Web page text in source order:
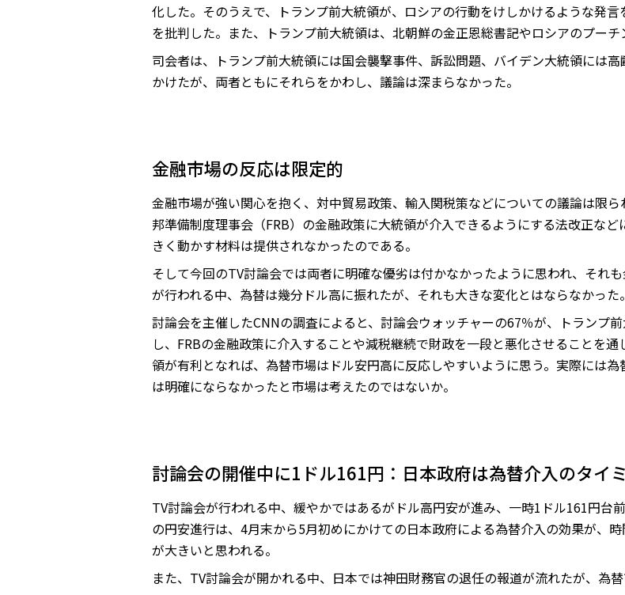
化した。そのうえで、トランプ前大統領が、ロシアの行動をけしかけるような発
を批判した。また、トランプ前大統領は、北朝鮮の金正恩総書記やロシアのプーチ
司会者は、トランプ前大統領には国会襲撃事件、訴訟問題、バイデン大統領には
かけたが、両者ともにそれらをかわし、議論は深まらなかった。
金融市場の反応は限定的
金融市場が強い関心を抱く、対中貿易政策、輸入関税策などについての議論は限
邦準備制度理事会（FRB）の金融政策に大統領が介入できるようにする法改正な
きく動かす材料は提供されなかったのである。
そして今回のTV討論会では両者に明確な優劣は付かなかったように思われ、それ
が行われる中、為替は幾分ドル高に振れたが、それも大きな変化とはならなかった
討論会を主催したCNNの調査によると、討論会ウォッチャーの67％が、トランプ
し、FRBの金融政策に介入することや減税継続で財政を一段と悪化させることを
領が有利となれば、為替市場はドル安円高に反応しやすいように思う。実際には
は明確にならなかったと市場は考えたのではないか。
討論会の開催中に1ドル161円：日本政府は為替介入のタイ
TV討論会が行われる中、緩やかではあるがドル高円安が進み、一時1ドル161円台
の円安進行は、4月末から5月初めにかけての日本政府による為替介入の効果が、
が大きいと思われる。
また、TV討論会が開かれる中、日本では神田財務官の退任の報道が流れたが、為